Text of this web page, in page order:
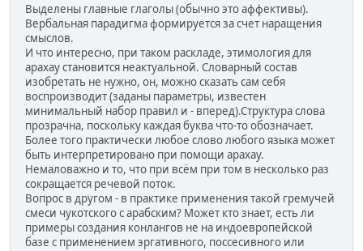
Выделены главные глаголы (обычно это аффективы).
Вербальная парадигма формируется за счет наращения
смыслов.
И что интересно, при таком раскладе, этимология для
арахау становится неактуальной. Словарный состав
изобретать не нужно, он, можно сказать сам себя
воспроизводит (заданы параметры, известен
минимальный набор правил и - вперед).Структура слова
прозрачна, поскольку каждая буква что-то обозначает.
Более того практически любое слово любого языка может
быть интерпретировано при помощи арахау.
Немаловажно и то, что при всём при том в несколько раз
сокращается речевой поток.
Вопрос в другом - в практике применения такой гремучей
смеси чукотского с арабским? Может кто знает, есть ли
примеры создания конлангов не на индоевропейской
базе с применением эргативного, поссесивного или